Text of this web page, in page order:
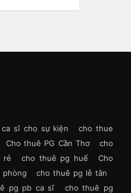
sĩ cho sự kiện
cho thue
Cho thuê PG Cần Thơ
cho
rẻ cho thuê pg huế
Cho
cho thuê pg lễ tân
pg pb ca sĩ
cho thuê pg